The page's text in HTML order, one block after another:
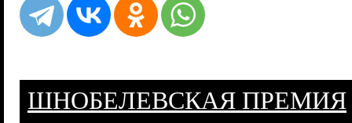
ШНОБЕЛЕВСКАЯ ПРЕМИЯ